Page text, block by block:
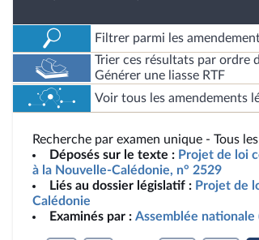
Filtrer parmi les
Trier ces résultats par ordre
Générer une liasse RTF
Voir tous les amendements
Recherche par examen unique - Tous
Déposés sur le texte : Projet de loi
à la Nouvelle-Calédonie, n° 2529
Liés au dossier législatif : Projet de
Calédonie
Examinés par : Assemblée nationale